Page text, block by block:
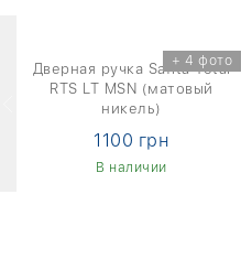
+ 4 фото
Дверная ручка Safita Total
RTS LT MSN (матовый
никель)
1100 грн
В наличии